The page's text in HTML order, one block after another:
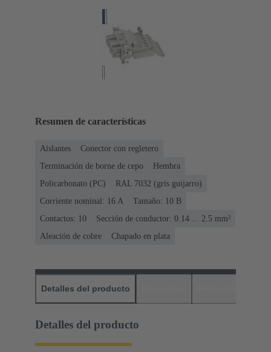
Resumen de características
Aislantes
Conector con regletero
Terminación de borne de cepo
Hembra
Policarbonato (PC)
RAL 7032 (gris guijarro)
Corriente nominal: ‌16 A
Tamaño: 10 B
Contactos: 10
Sección de conductor: 0.14 ... 2.5 mm²
Aleación de cobre
Chapado en plata
Detalles del producto
Detalles del producto